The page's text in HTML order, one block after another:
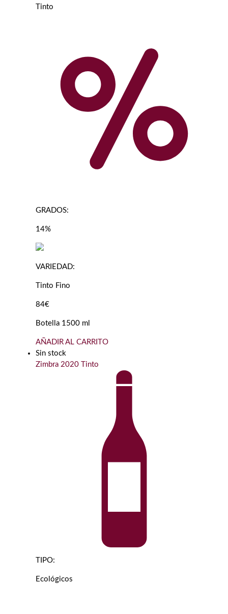
Tinto
GRADOS:
14%
VARIEDAD:
Tinto Fino
84€
Botella 1500 ml
AÑADIR AL CARRITO
Sin stock
Zimbra 2020 Tinto
TIPO:
Ecológicos